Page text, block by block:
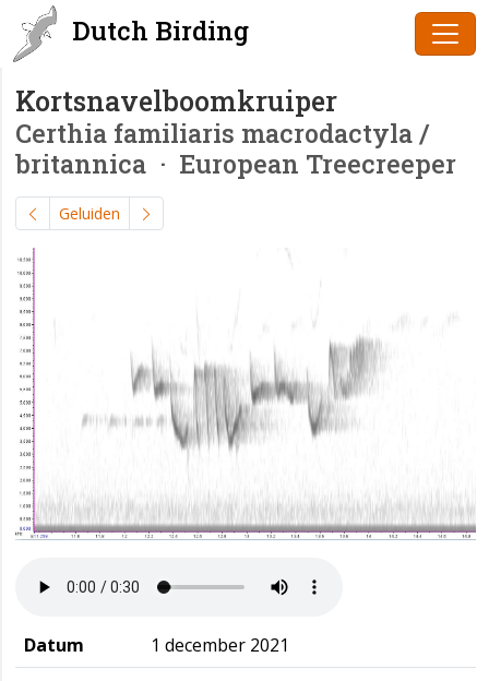
Dutch Birding
Kortsnavelboomkruiper
Certhia familiaris macrodactyla /
britannica · European Treecreeper
Geluiden
Datum
1 december 2021